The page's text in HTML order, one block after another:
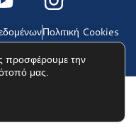
Πολιτική Cookies
προσφέρουμε την
μας.